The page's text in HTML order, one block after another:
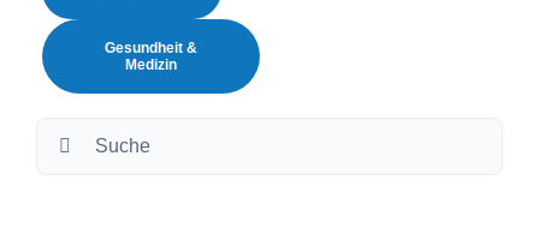
Software
Gesundheit &
Medizin
Suche